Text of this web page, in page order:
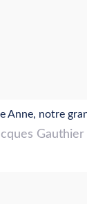
Anne, notre
Gauthier